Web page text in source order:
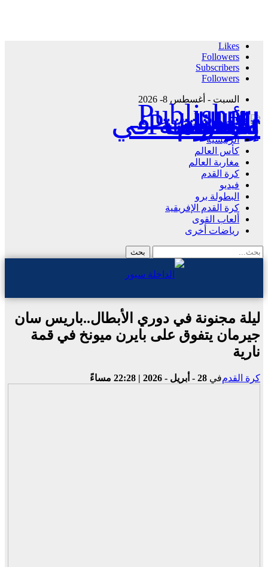
Likes
Followers
Subscribers
Followers
السبت - أغسطس 8- 2026
Publisher - تغطية إخبارية لكافة الأحداث الرياضية في المغرب والعالم.
الرئيسية
كأس العالم
مغاربة العالم
كرة القدم
فيديو
البطولة برو
كرة القدم الإفريقية
ألعاب القوى
رياضات أخرى
ليلة مجنونة في دوري الأبطال..باريس سان
جيرمان يتفوق على بايرن ميونخ في قمة
نارية
كرة القدمفي 28 - أبريل - 2026 | 22:28 مساءً